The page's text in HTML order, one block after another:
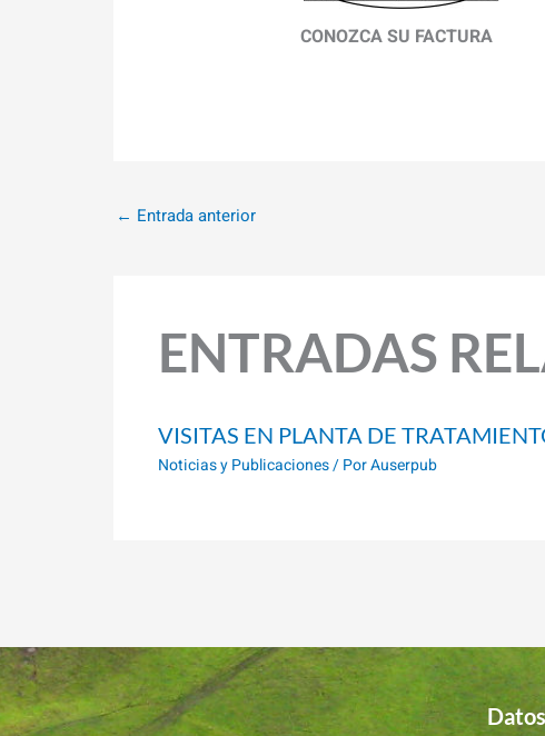
CONOZCA SU FACTURA
← Entrada anterior
ENTRADAS
VISITAS EN PLANTA DE
Noticias y Publicaciones/ PorAuserpub